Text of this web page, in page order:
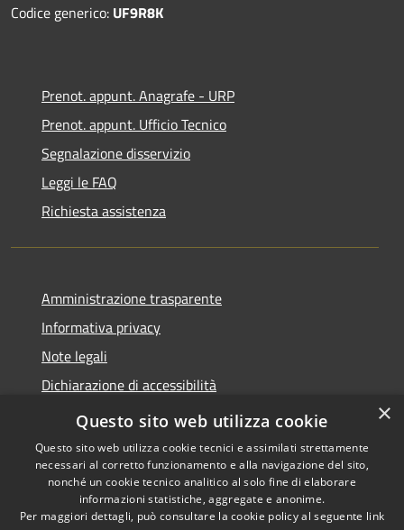
Codice generico: UF9R8K
Prenot. appunt. Anagrafe - URP
Prenot. appunt. Ufficio Tecnico
Segnalazione disservizio
Leggi le FAQ
Richiesta assistenza
Amministrazione trasparente
Informativa privacy
Note legali
Dichiarazione di accessibilità
Whistleblowing
Copyright © 2026 • Comune di
Certaldo • Powered by
×
Questo sito web utilizza cookie
Questo sito web utilizza cookie tecnici e assimilati strettamente
necessari al corretto funzionamento e alla navigazione del sito,
nonché un cookie tecnico analitico al solo fine di elaborare
informazioni statistiche, aggregate e anonime.
Per maggiori dettagli, può consultare la cookie policy al seguente link